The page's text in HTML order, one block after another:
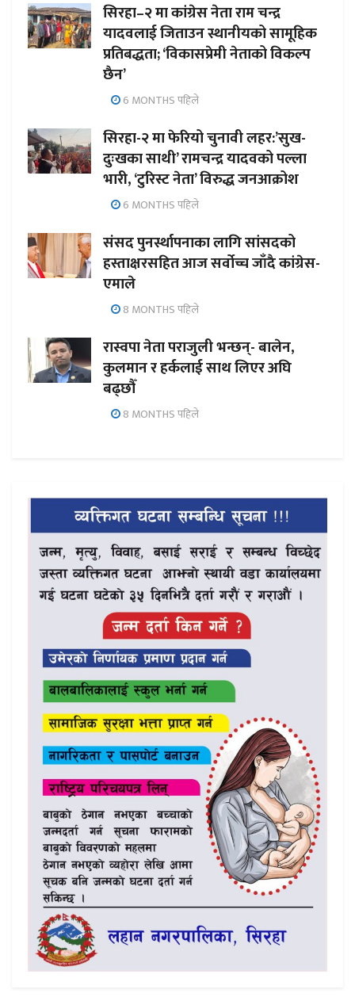
सिरहा–२ मा कांग्रेस नेता राम चन्द्र
यादवलाई जिताउन स्थानीयको सामूहिक
प्रतिबद्धता; ‘विकासप्रेमी नेताको विकल्प
छैन’
6 MONTHS पहिले
सिरहा-२ मा फेरियो चुनावी लहर:’सुख-
दुःखका साथी’ रामचन्द्र यादवको पल्ला
भारी, ‘टुरिस्ट नेता’ विरुद्ध जनआक्रोश
6 MONTHS पहिले
संसद पुनर्स्थापनाका लागि सांसदको
हस्ताक्षरसहित आज सर्वोच्च जाँदै कांग्रेस-
एमाले
8 MONTHS पहिले
रास्वपा नेता पराजुली भन्छन्- बालेन,
कुलमान र हर्कलाई साथ लिएर अघि
बढ्छौँ
8 MONTHS पहिले